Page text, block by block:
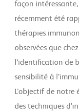
façon
récemment été
thérapies
observées que
l’identification de
sensibilité à
L’objectif de
des techniques